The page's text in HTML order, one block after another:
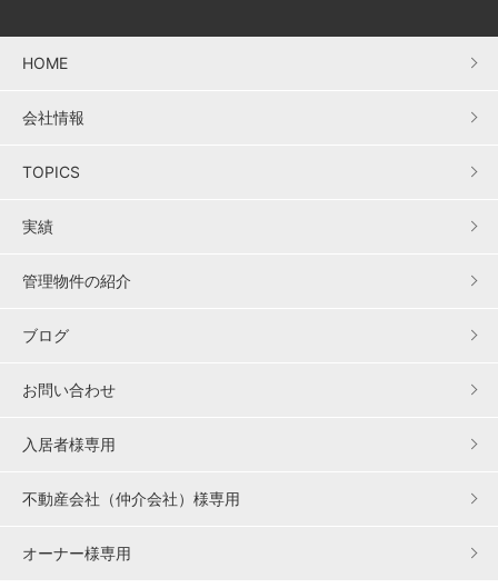
HOME
会社情報
TOPICS
実績
管理物件の紹介
ブログ
お問い合わせ
入居者様専用
不動産会社（仲介会社）様専用
オーナー様専用